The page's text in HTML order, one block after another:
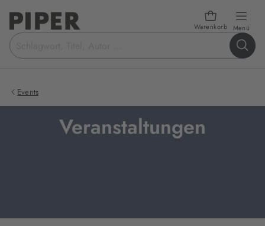
Warenkorb Menü
Suchbegriff
eingeben
Events
Veranstaltungen